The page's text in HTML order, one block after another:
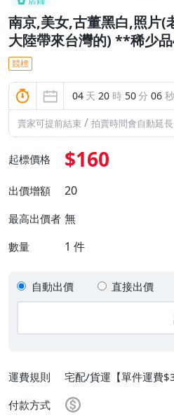
南京,美女,古董黑白,照片(
大陸帶來台灣的) **稀少
競標
04 天 20 時 50分 05
賣家可提前結束 / 拍賣時間會自動延長
起標價格 $160
出價增額 20
最高出價者 無
數量 1 件
自動出價 直接出價
運費規則
宅配/貨運【單件運費
$3500免運費】、郵局
5、滿8件或消費滿
付款方式